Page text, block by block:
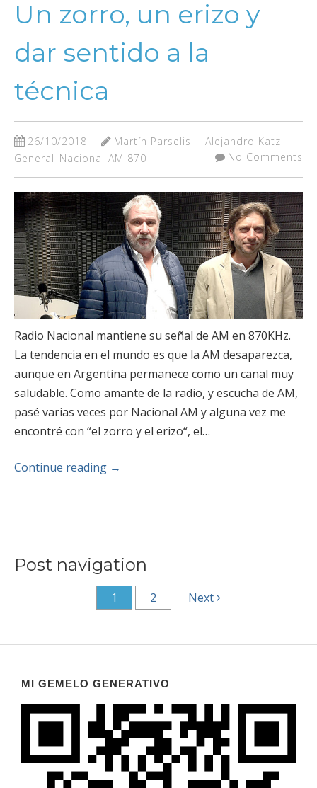
Un zorro, un erizo y
dar sentido a la
técnica
26/10/2018 Martín Parselis
Alejandro Katz
General Nacional AM 870 No Comments
Radio Nacional mantiene su señal de AM en 870KHz.
La tendencia en el mundo es que la AM desaparezca,
aunque en Argentina permanece como un canal muy
saludable. Como amante de la radio, y escucha de AM,
pasé varias veces por Nacional AM y alguna vez me
encontré con “el zorro y el erizo“, el…
Continue reading →
Post navigation
1 2 Next
MI GEMELO GENERATIVO